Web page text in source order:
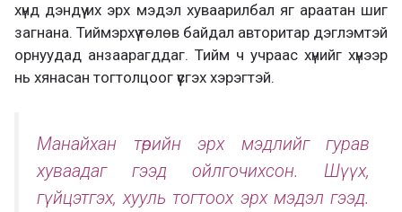
хүнд дэндүү их эрх мэдэл хуваарилбал яг араатан шиг
загнана. Тиймэрхүү төлөв байдал авторитар дэглэмтэй
орнуудад анзаарагддаг. Тийм ч учраас хүнийг хүнээр
нь хянасан тогтолцоог үүсгэх хэрэгтэй.
Манайхан төрийн эрх мэдлийг гурав
хуваадаг гээд ойлгочихсон. Шүүх,
гүйцэтгэх, хууль тогтоох эрх мэдэл гээд.